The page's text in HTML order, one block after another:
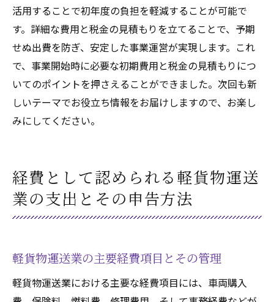
活用することで初年度の負担を軽減することが可能で
す。詳細な費用と税金の見積もりを立てることで、予期
せぬ出費を防ぎ、安定した事業運営が実現します。これ
で、事業開始時に必要な初期費用と税金の見積もりにつ
いてのポイントを押さえることができました。次回も新
しいテーマでお役立ち情報をお届けしますので、お楽し
みにしてください。
経費として認められる軽貨物運送
業の支出とその申告方法
軽貨物運送業の主要経費項目とその管理
軽貨物運送業における主要な経費項目には、車両購入